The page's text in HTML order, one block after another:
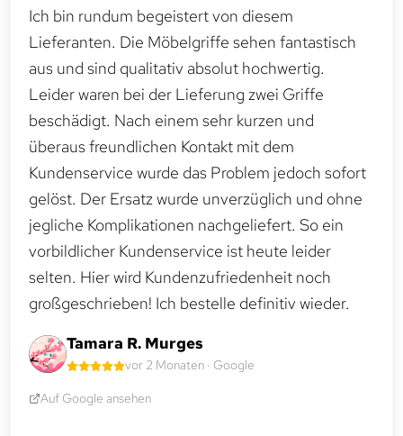
Ich bin rundum begeistert von diesem
Lieferanten. Die Möbelgriffe sehen fantastisch
aus und sind qualitativ absolut hochwertig.
Leider waren bei der Lieferung zwei Griffe
beschädigt. Nach einem sehr kurzen und
überaus freundlichen Kontakt mit dem
Kundenservice wurde das Problem jedoch sofort
gelöst. Der Ersatz wurde unverzüglich und ohne
jegliche Komplikationen nachgeliefert. So ein
vorbildlicher Kundenservice ist heute leider
selten. Hier wird Kundenzufriedenheit noch
großgeschrieben! Ich bestelle definitiv wieder.
Tamara R. Murges
vor 2 Monaten · Google
Auf Google ansehen